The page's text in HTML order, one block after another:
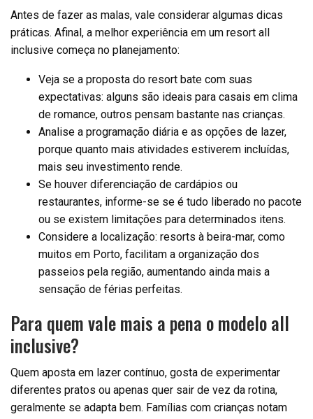
Antes de fazer as malas, vale considerar algumas dicas
práticas. Afinal, a melhor experiência em um resort all
inclusive começa no planejamento:
Veja se a proposta do resort bate com suas
expectativas: alguns são ideais para casais em clima
de romance, outros pensam bastante nas crianças.
Analise a programação diária e as opções de lazer,
porque quanto mais atividades estiverem incluídas,
mais seu investimento rende.
Se houver diferenciação de cardápios ou
restaurantes, informe-se se é tudo liberado no pacote
ou se existem limitações para determinados itens.
Considere a localização: resorts à beira-mar, como
muitos em Porto, facilitam a organização dos
passeios pela região, aumentando ainda mais a
sensação de férias perfeitas.
Para quem vale mais a pena o modelo all
inclusive?
Quem aposta em lazer contínuo, gosta de experimentar
diferentes pratos ou apenas quer sair de vez da rotina,
geralmente se adapta bem. Famílias com crianças notam